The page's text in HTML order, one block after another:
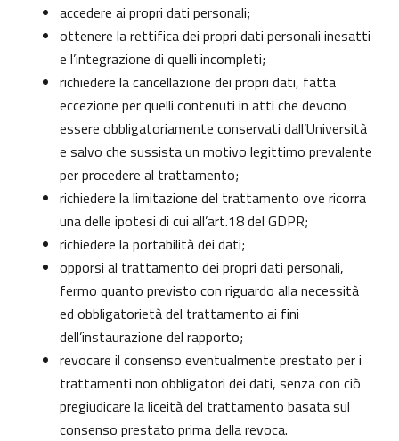
accedere ai propri dati personali;
ottenere la rettifica dei propri dati personali inesatti
e l’integrazione di quelli incompleti;
richiedere la cancellazione dei propri dati, fatta
eccezione per quelli contenuti in atti che devono
essere obbligatoriamente conservati dall’Università
e salvo che sussista un motivo legittimo prevalente
per procedere al trattamento;
richiedere la limitazione del trattamento ove ricorra
una delle ipotesi di cui all’art.18 del GDPR;
richiedere la portabilità dei dati;
opporsi al trattamento dei propri dati personali,
fermo quanto previsto con riguardo alla necessità
ed obbligatorietà del trattamento ai fini
dell’instaurazione del rapporto;
revocare il consenso eventualmente prestato per i
trattamenti non obbligatori dei dati, senza con ciò
pregiudicare la liceità del trattamento basata sul
consenso prestato prima della revoca.